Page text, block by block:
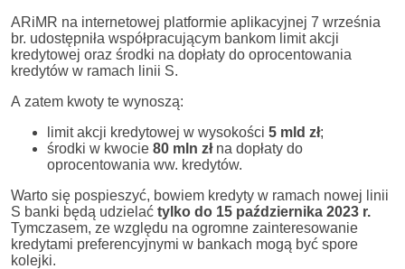
ARiMR na internetowej platformie aplikacyjnej 7 września
br. udostępniła współpracującym bankom limit akcji
kredytowej oraz środki na dopłaty do oprocentowania
kredytów w ramach linii S.
A zatem kwoty te wynoszą:
limit akcji kredytowej w wysokości 5 mld zł;
środki w kwocie 80 mln złna dopłaty do
oprocentowania ww. kredytów.
Warto się pospieszyć, bowiem kredyty w ramach nowej linii
S banki będą udzielać tylko do 15 października 2023 r.
Tymczasem, ze względu na ogromne zainteresowanie
kredytami preferencyjnymi w bankach mogą być spore
kolejki.